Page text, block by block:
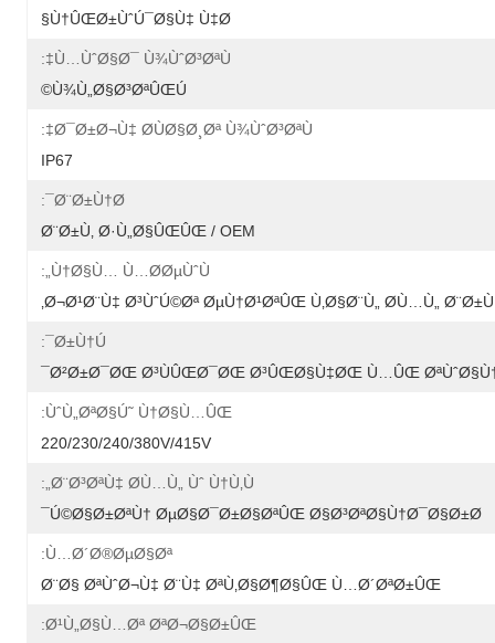
Ù†ÛŒØ±ÙˆÚ¯Ø§Ù‡ Ù‡Ø§
Ù…ÙˆØ§Ø¯ Ù¾ÙˆØ³ØªÙ‡:
Ù¾Ù„Ø§Ø³ØªÛŒÚ©
Ø¯Ø±Ø¬Ù‡ Ø­ÙØ§Ø¸Øª Ù¾ÙˆØ³ØªÙ‡:
IP67
Ø¨Ø±Ù†Ø¯:
Ø¨Ø±Ù‚ Ø·Ù„Ø§ÛŒÛŒ / OEM
Ù†Ø§Ù… Ù…Ø­ØµÙˆÙ„:
Ø¬Ø¹Ø¨Ù‡ Ø³ÙˆÚ©Øª ØµÙ†Ø¹ØªÛŒ Ù‚Ø§Ø¨Ù„ Ø­Ù…Ù„ Ø¨Ø±Ù‚
Ø±Ù†Ú¯:
Ø²Ø±Ø¯ØŒ Ø³ÙÛŒØ¯ØŒ Ø³ÛŒØ§Ù‡ØŒ Ù…ÛŒ
ÙˆÙ„ØªØ§Ú˜ Ù†Ø§Ù…ÛŒ:
220/230/240/380V/415V
Ø¨Ø³ØªÙ‡ Ø­Ù…Ù„ Ùˆ Ù†Ù‚Ù„:
Ú©Ø§Ø±ØªÙ† ØµØ§Ø¯Ø±Ø§ØªÛŒ Ø§Ø³ØªØ§Ù†Ø¯Ø§Ø±Ø¯
Ù…Ø´Ø®ØµØ§Øª:
Ø¨Ø§ ØªÙˆØ¬Ù‡ Ø¨Ù‡ ØªÙ‚Ø§Ø¶Ø§ÛŒ Ù…Ø´ØªØ±ÛŒ
Ø¹Ù„Ø§Ù…Øª ØªØ¬Ø§Ø±ÛŒ: